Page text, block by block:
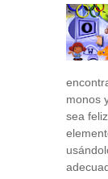
monos
sea